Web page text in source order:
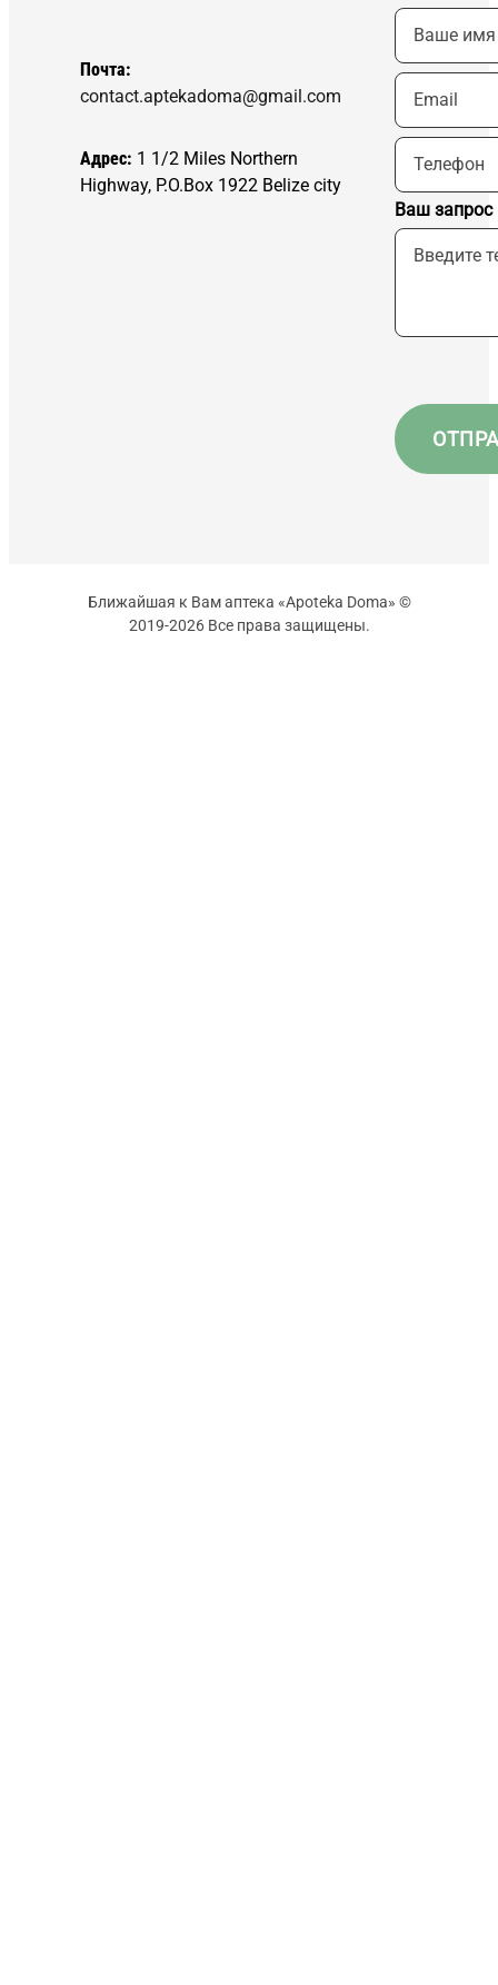
Почта:
contact.aptekadoma@gmail.com
Адрес: 1 1/2 Miles Northern
Highway, P.O.Box 1922 Belize city
Ваш запрос
Ближайшая к Вам аптека «Apoteka Doma» ©
2019-2026 Все права защищены.